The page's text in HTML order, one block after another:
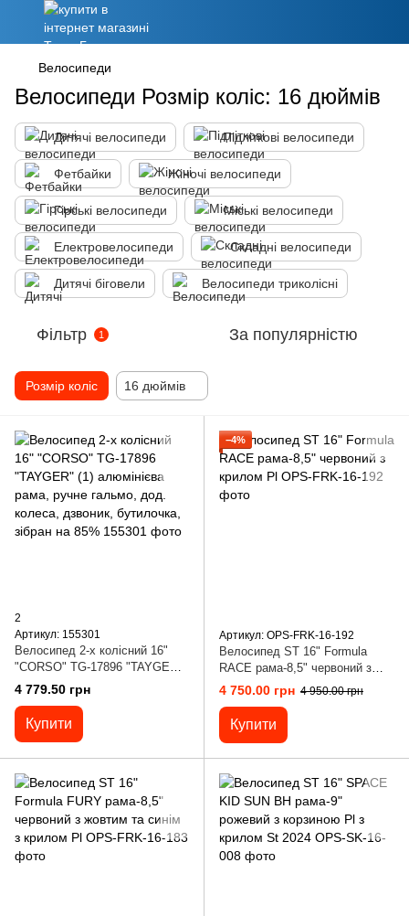
Велосипеди
Велосипеди Розмір коліс: 16 дюймів
Дитячі велосипеди Підліткові велосипеди
Фетбайки Жіночі велосипеди
Гірські велосипеди Міські велосипеди
Електровелосипеди Складні велосипеди
Дитячі біговели Велосипеди триколісні
Фільтр 1 За популярністю
Розмір коліс 16 дюймів
2
Артикул: 155301
Велосипед 2-х колісний 16"
"CORSO" TG-17896 "TAYGER"
(1) алюмінієва рама, ручне
гальмо, дод. колеса, дзвоник,
бутилочка, зібран на 85%
4 779.50 грн
Купити
−4%
Артикул: OPS-FRK-16-192
Велосипед ST 16" Formula
RACE рама-8,5" червоний з
крилом Pl
4 750.00 грн 4 950.00 грн
Купити